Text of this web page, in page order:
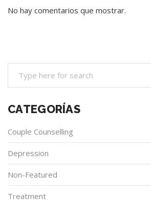
No hay comentarios que mostrar.
CATEGORÍAS
Couple Counselling
Depression
Non-Featured
Treatment